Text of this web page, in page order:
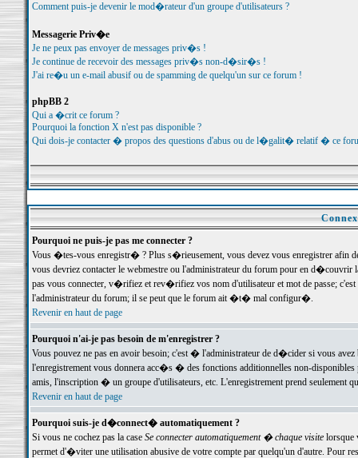
Comment puis-je devenir le mod�rateur d'un groupe d'utilisateurs ?
Messagerie Priv�e
Je ne peux pas envoyer de messages priv�s !
Je continue de recevoir des messages priv�s non-d�sir�s !
J'ai re�u un e-mail abusif ou de spamming de quelqu'un sur ce forum !
phpBB 2
Qui a �crit ce forum ?
Pourquoi la fonction X n'est pas disponible ?
Qui dois-je contacter � propos des questions d'abus ou de l�galit� relatif � ce
Pourquoi ne puis-je pas me connecter ?
Vous �tes-vous enregistr� ? Plus s�rieusement, vous devez vous enregistrer
vous devriez contacter le webmestre ou l'administrateur du forum pour en
pas vous connecter, v�rifiez et rev�rifiez vos nom d'utilisateur et mot de passe;
l'administrateur du forum; il se peut que le forum ait �t� mal configur�.
Revenir en haut de page
Pourquoi n'ai-je pas besoin de m'enregistrer ?
Vous pouvez ne pas en avoir besoin; c'est � l'administrateur de d�cider si vous
l'enregistrement vous donnera acc�s � des fonctions additionnelles non-
amis, l'inscription � un groupe d'utilisateurs, etc. L'enregistrement prend seulement
Revenir en haut de page
Pourquoi suis-je d�connect� automatiquement ?
Si vous ne cochez pas la case Se connecter automatiquement � chaque visitelorsque
permet d'�viter une utilisation abusive de votre compte par quelqu'un d'autre. Pour